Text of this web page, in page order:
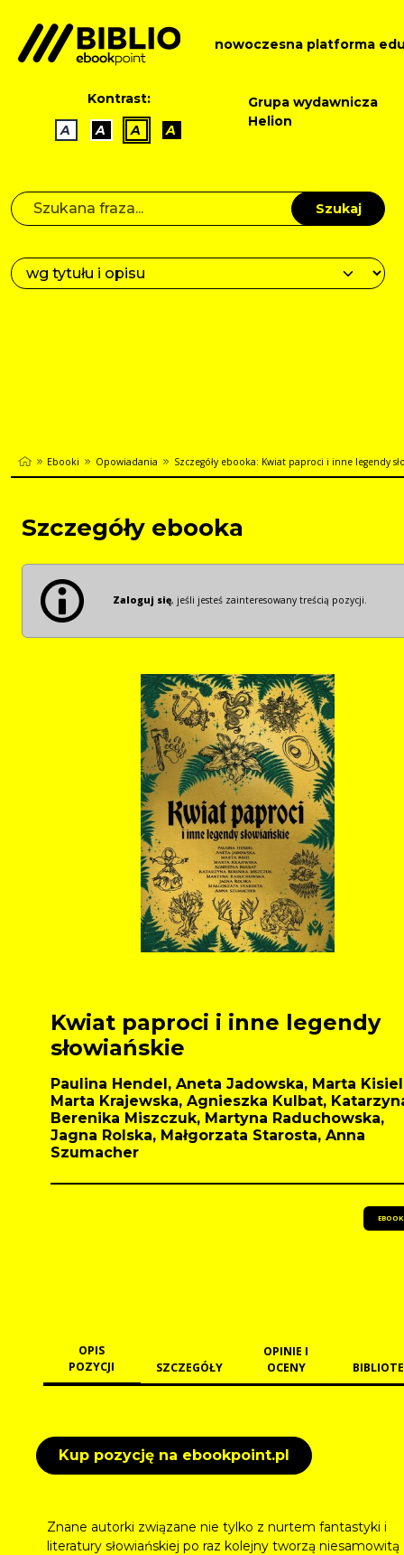
nowoczesna platforma
Kontrast:
A
A A A
Grupa wydawnicza
Helion
Szukaj
Ebooki Opowiadania Szczegóły ebooka: Kwiat paproci i inne legendy
Szczegóły ebooka
Zaloguj się, jeśli jesteś zainteresowany treścią pozycji.
Kwiat paproci i inne legendy
słowiańskie
Paulina Hendel, Aneta Jadowska, Marta
Marta Krajewska, Agnieszka Kulbat,
Berenika Miszczuk, Martyna Raduchowska,
Jagna Rolska, Małgorzata Starosta, Anna
Szumacher
EBOOK
OPIS
POZYCJI
SZCZEGÓŁY
OPINIE I
OCENY
Kup pozycję na ebookpoint.pl
Znane autorki związane nie tylko z nurtem fantastyki i
literatury słowiańskiej po raz kolejny tworzą niesamowitą